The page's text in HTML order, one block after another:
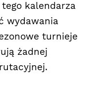
kalendarza
wydawania
turnieje
żadnej